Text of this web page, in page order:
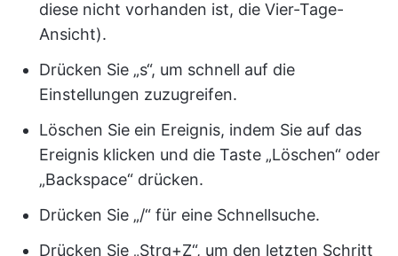
diese nicht vorhanden ist, die Vier-Tage-
Ansicht).
Drücken Sie „s“, um schnell auf die
Einstellungen zuzugreifen.
Löschen Sie ein Ereignis, indem Sie auf das
Ereignis klicken und die Taste „Löschen“ oder
„Backspace“ drücken.
Drücken Sie „/“ für eine Schnellsuche.
Drücken Sie „Strg+Z“, um den letzten Schritt